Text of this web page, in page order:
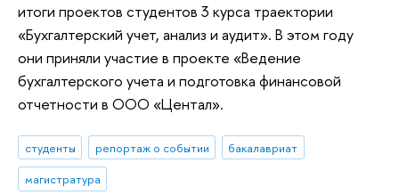
итоги проектов студентов 3 курса траектории
«Бухгалтерский учет, анализ и аудит». В этом году
они приняли участие в проекте «Ведение
бухгалтерского учета и подготовка финансовой
отчетности в ООО «Центал».
студенты репортаж о событии
бакалавриат
магистратура